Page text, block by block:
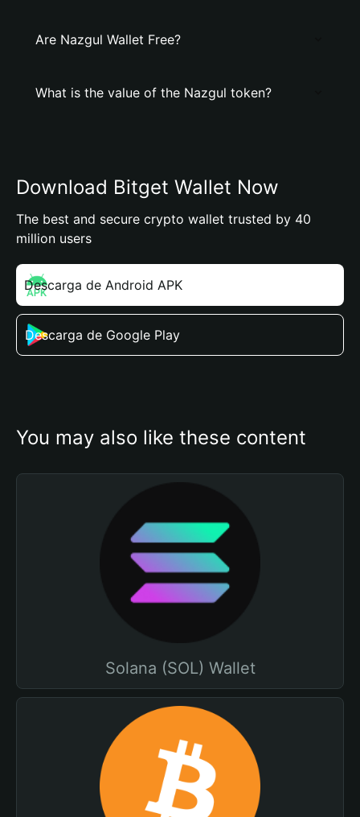
Are Nazgul Wallet Free?
What is the value of the Nazgul token?
Download Bitget Wallet Now
The best and secure crypto wallet trusted by 40
million users
Descarga de Android APK
Descarga de Google Play
You may also like these content
Solana (SOL) Wallet